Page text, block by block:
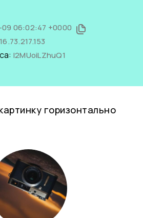
06:02:47 +0000
l2MUoiLZhuQ1
горизонтально